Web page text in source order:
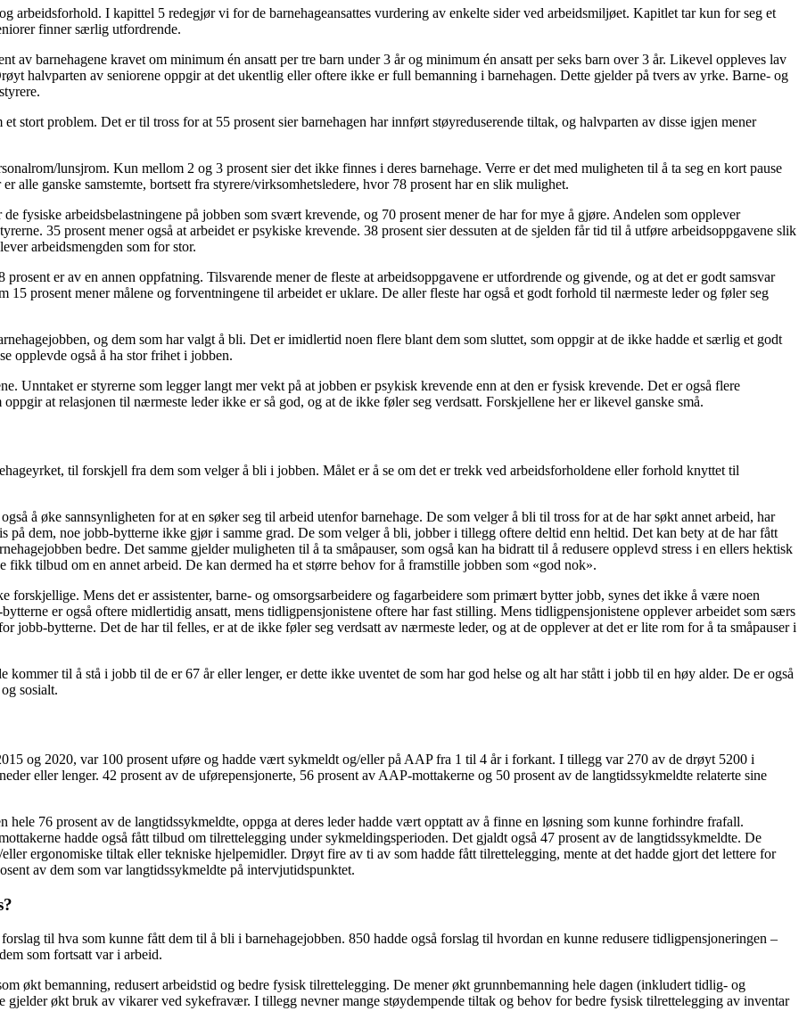
arbeidsforhold. I kapittel 5 redegjør vi for de barnehageansattes vurdering av enkelte sider ved arbeidsmiljøet. Kapitlet tar kun for seg et
finner særlig utfordrende.
av barnehagene kravet om minimum én ansatt per tre barn under 3 år og minimum én ansatt per seks barn over 3 år. Likevel oppleves lav
halvparten av seniorene oppgir at det ukentlig eller oftere ikke er full bemanning i barnehagen. Dette gjelder på tvers av yrke. Barne- og
stort problem. Det er til tross for at 55 prosent sier barnehagen har innført støyreduserende tiltak, og halvparten av disse igjen mener
lunsjrom. Kun mellom 2 og 3 prosent sier det ikke finnes i deres barnehage. Verre er det med muligheten til å ta seg en kort pause
alle ganske samstemte, bortsett fra styrere/virksomhetsledere, hvor 78 prosent har en slik mulighet.
fysiske arbeidsbelastningene på jobben som svært krevende, og 70 prosent mener de har for mye å gjøre. Andelen som opplever
35 prosent mener også at arbeidet er psykiske krevende. 38 prosent sier dessuten at de sjelden får tid til å utføre arbeidsoppgavene slik
arbeidsmengden som for stor.
er av en annen oppfatning. Tilsvarende mener de fleste at arbeidsoppgavene er utfordrende og givende, og at det er godt samsvar
15 prosent mener målene og forventningene til arbeidet er uklare. De aller fleste har også et godt forhold til nærmeste leder og føler seg
og dem som har valgt å bli. Det er imidlertid noen flere blant dem som sluttet, som oppgir at de ikke hadde et særlig et godt
opplevde også å ha stor frihet i jobben.
Unntaket er styrerne som legger langt mer vekt på at jobben er psykisk krevende enn at den er fysisk krevende. Det er også flere
at relasjonen til nærmeste leder ikke er så god, og at de ikke føler seg verdsatt. Forskjellene her er likevel ganske små.
til forskjell fra dem som velger å bli i jobben. Målet er å se om det er trekk ved arbeidsforholdene eller forhold knyttet til
å øke sannsynligheten for at en søker seg til arbeid utenfor barnehage. De som velger å bli til tross for at de har søkt annet arbeid, har
på dem, noe jobb-bytterne ikke gjør i samme grad. De som velger å bli, jobber i tillegg oftere deltid enn heltid. Det kan bety at de har fått
bedre. Det samme gjelder muligheten til å ta småpauser, som også kan ha bidratt til å redusere opplevd stress i en ellers hektisk
tilbud om en annet arbeid. De kan dermed ha et større behov for å framstille jobben som «god nok».
forskjellige. Mens det er assistenter, barne- og omsorgsarbeidere og fagarbeidere som primært bytter jobb, synes det ikke å være noen
er også oftere midlertidig ansatt, mens tidligpensjonistene oftere har fast stilling. Mens tidligpensjonistene opplever arbeidet som særs
jobb-bytterne. Det de har til felles, er at de ikke føler seg verdsatt av nærmeste leder, og at de opplever at det er lite rom for å ta småpauser i
kommer til å stå i jobb til de er 67 år eller lenger, er dette ikke uventet de som har god helse og alt har stått i jobb til en høy alder. De er også
sosialt.
og 2020, var 100 prosent uføre og hadde vært sykmeldt og/eller på AAP fra 1 til 4 år i forkant. I tillegg var 270 av de drøyt 5200 i
eller lenger. 42 prosent av de uførepensjonerte, 56 prosent av AAP-mottakerne og 50 prosent av de langtidssykmeldte relaterte sine
76 prosent av de langtidssykmeldte, oppga at deres leder hadde vært opptatt av å finne en løsning som kunne forhindre frafall.
hadde også fått tilbud om tilrettelegging under sykmeldingsperioden. Det gjaldt også 47 prosent av de langtidssykmeldte. De
ergonomiske tiltak eller tekniske hjelpemidler. Drøyt fire av ti av som hadde fått tilrettelegging, mente at det hadde gjort det lettere for
av dem som var langtidssykmeldte på intervjutidspunktet.
til hva som kunne fått dem til å bli i barnehagejobben. 850 hadde også forslag til hvordan en kunne redusere tidligpensjoneringen –
som fortsatt var i arbeid.
økt bemanning, redusert arbeidstid og bedre fysisk tilrettelegging. De mener økt grunnbemanning hele dagen (inkludert tidlig- og
gjelder økt bruk av vikarer ved sykefravær. I tillegg nevner mange støydempende tiltak og behov for bedre fysisk tilrettelegging av inventar